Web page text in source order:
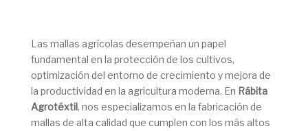
Las mallas agrícolas desempeñan un papel
fundamental en la protección de los cultivos,
optimización del entorno de crecimiento y mejora de
la productividad en la agricultura moderna. En Rábita
Agrotéxtil, nos especializamos en la fabricación de
mallas de alta calidad que cumplen con los más altos